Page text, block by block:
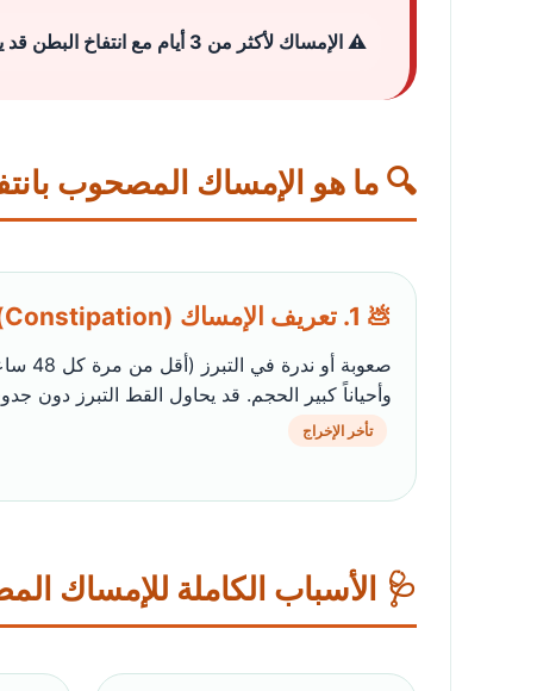
⚠️ الإمساك لأكثر من 3 أيام مع انتفاخ البطن قد يؤدي إلى تضخم القولون الدائم الذي يتطلب جراحة – استشر طبيباً بيطرياً فوراً!
🔍 ما هو الإمساك المصحوب
💩 1. تعريف الإمساك (Constipation)
صعوبة
وأحياناً كبير الحجم. قد يحاول القط التبرز دون
تأخر الإخراج
🩺 الأسباب الكاملة للإمساك